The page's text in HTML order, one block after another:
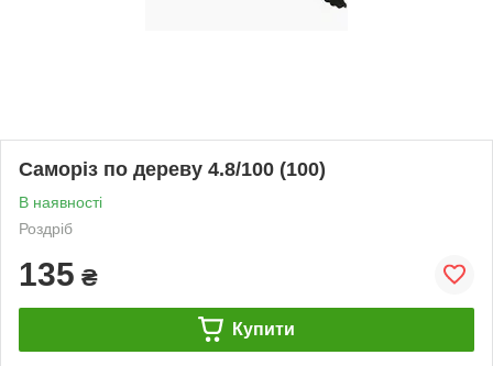
Саморіз по дереву 4.8/100 (100)
В наявності
Роздріб
135 ₴
Купити